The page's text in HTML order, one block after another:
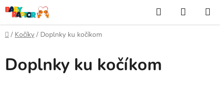
Prejsť
na
obsah
Hľadať
KOŠÍK
Domov
/ Kočíky / Doplnky ku kočíkom
Doplnky ku kočíkom